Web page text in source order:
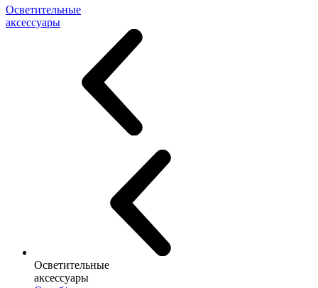
Осветительные
аксессуары
Осветительные
аксессуары